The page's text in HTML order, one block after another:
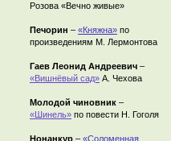
Розова «Вечно живые»
Печорин – «Княжна» по
произведениям М. Лермонтова
Гаев Леонид Андреевич –
«Вишнёвый сад» А. Чехова
Молодой чиновник –
«Шинель» по повести Н. Гоголя
Нонанкур – «Соломенная